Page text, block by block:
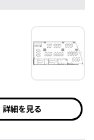
詳細を見る